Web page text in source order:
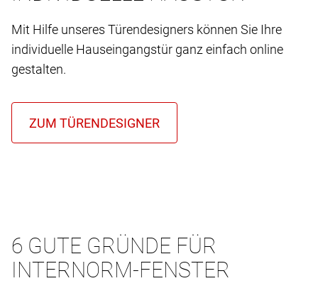
Mit Hilfe unseres Türendesigners können Sie Ihre
individuelle Hauseingangstür ganz einfach online
gestalten.
6 GUTE GRÜNDE FÜR
INTERNORM-FENSTER